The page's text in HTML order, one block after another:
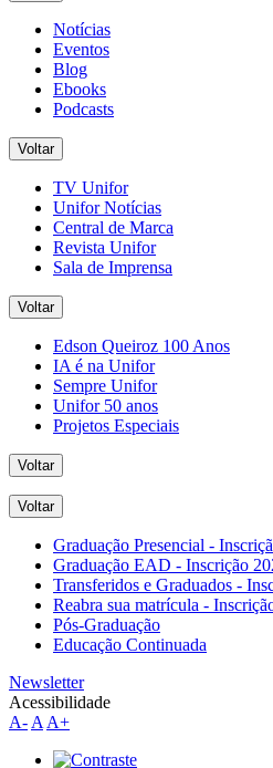
Notícias
Eventos
Blog
Ebooks
Podcasts
Voltar
TV Unifor
Unifor Notícias
Central de Marca
Revista Unifor
Sala de Imprensa
Voltar
Edson Queiroz 100 Anos
IA é na Unifor
Sempre Unifor
Unifor 50 anos
Projetos Especiais
Voltar
Voltar
Graduação Presencial -
Graduação EAD - Inscrição
Transferidos e Graduados -
Reabra sua matrícula -
Pós-Graduação
Educação Continuada
Newsletter
Acessibilidade
A- A A+